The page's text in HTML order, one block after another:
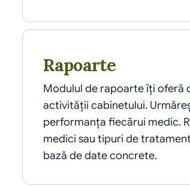
Rapoarte
Modulul de rapoarte îți oferă
activității cabinetului.
performanța fiecărui medic.
medici sau tipuri de
bază de date concrete.